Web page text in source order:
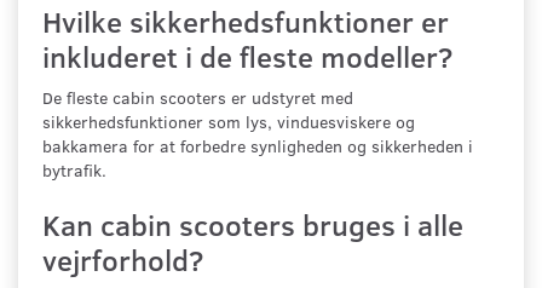
Hvilke sikkerhedsfunktioner er
inkluderet i de fleste modeller?
De fleste cabin scooters er udstyret med
sikkerhedsfunktioner som lys, vinduesviskere og
bakkamera for at forbedre synligheden og sikkerheden i
bytrafik.
Kan cabin scooters bruges i alle
vejrforhold?